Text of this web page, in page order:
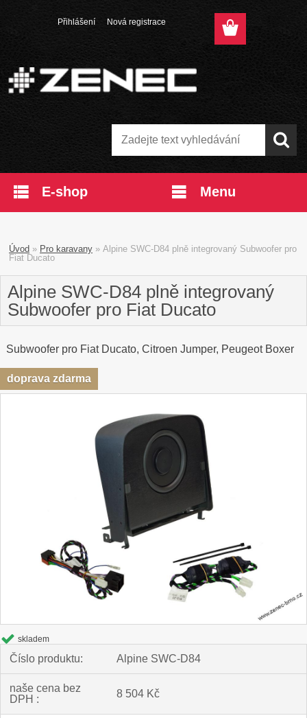
Přihlášení Nová registrace
E-shop Menu
Úvod » Pro karavany » Alpine SWC-D84 plně integrovaný Subwoofer pro
Fiat Ducato
Alpine SWC-D84 plně integrovaný
Subwoofer pro Fiat Ducato
Subwoofer pro Fiat Ducato, Citroen Jumper, Peugeot Boxer
doprava zdarma
skladem
Číslo produktu: Alpine SWC-D84
naše cena bez
DPH :
8 504 Kč